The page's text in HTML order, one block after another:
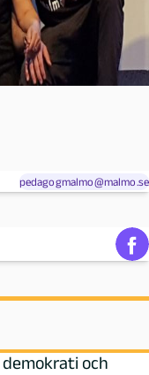
pedagogmalmo@malmo.se
och